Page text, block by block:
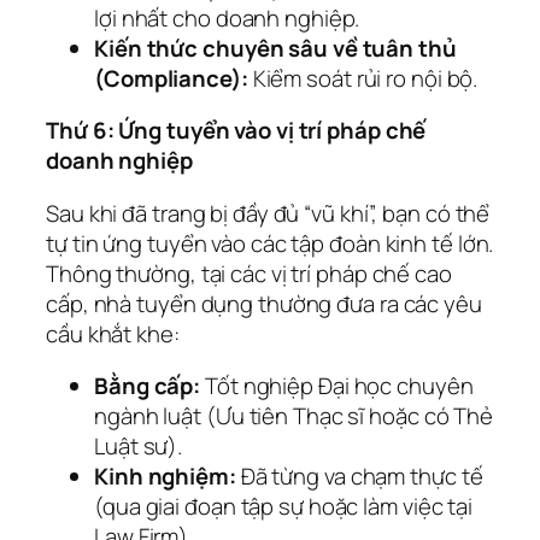
lợi nhất cho doanh nghiệp.
Kiến thức chuyên sâu về tuân thủ
(Compliance): Kiểm soát rủi ro nội bộ.
Thứ 6: Ứng tuyển vào vị trí pháp chế
doanh nghiệp
Sau khi đã trang bị đầy đủ “vũ khí”, bạn có thể
tự tin ứng tuyển vào các tập đoàn kinh tế lớn.
Thông thường, tại các vị trí pháp chế cao
cấp, nhà tuyển dụng thường đưa ra các yêu
cầu khắt khe:
Bằng cấp:Tốt nghiệp Đại học chuyên
ngành luật (Ưu tiên Thạc sĩ hoặc có Thẻ
Luật sư).
Kinh nghiệm:Đã từng va chạm thực tế
(qua giai đoạn tập sự hoặc làm việc tại